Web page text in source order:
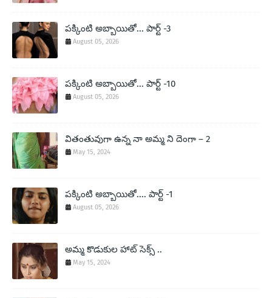
పక్కింటి అబ్బాయితో... పార్ట్ -3
August 05, 2026
పక్కింటి అబ్బాయితో... పార్ట్ -10
August 05, 2026
వితంతువుగా ఉన్న నా అమ్మ ని దెంగా – 2
May 15, 2024
పక్కింటి అబ్బాయితో.... పార్ట్ -1
August 05, 2026
అమ్మ కొడుకుల హాట్ సెక్స్ ..
May 15, 2024